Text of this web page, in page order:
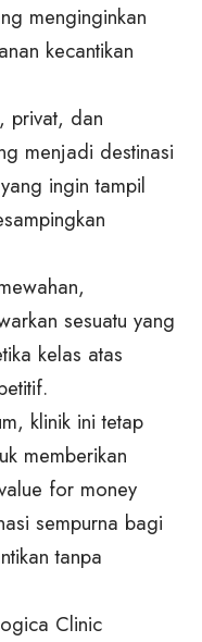
menginginkan
kecantikan
privat, dan
menjadi destinasi
ingin tampil
sesuatu yang
kelas atas
klinik ini tetap
memberikan
for money
sempurna bagi
tanpa
Clinic